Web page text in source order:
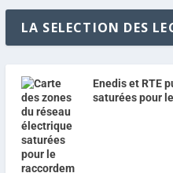
LA SELECTION DES
Enedis et RTE
saturées pour